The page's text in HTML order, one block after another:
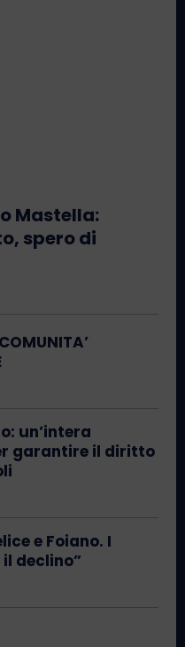
Mastella:
spero di
un’intera
garantire il diritto
e Foiano. I
declino”